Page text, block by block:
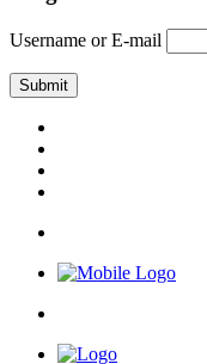
Username or E-mail